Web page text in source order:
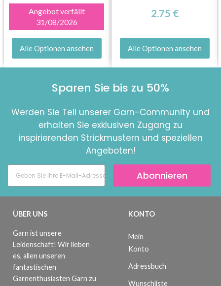
Angebot verfällt
31/08/2026
Alle Optionen ansehen
2.75 €
Alle Optionen ansehen
Sparen Sie bis zu 50%
Werden Sie Teil unserer Garn-Community und
erhalten Sie exklusiven Zugang zu
inspirierenden Strickmustern und speziellen
Angeboten!
Abonnieren
ÜBER UNS
Garn ist unsere
Leidenschaft! Wir lieben
es, allen unseren
fantastischen
Garnenthusiasten Garn zu
KONTO
Mein
Konto
Adressbuch
Wunschliste